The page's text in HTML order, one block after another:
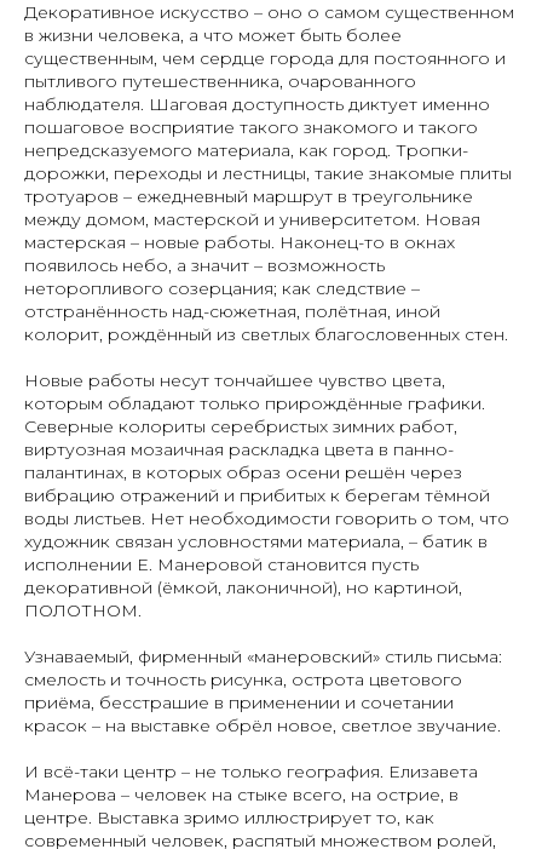
Декоративное искусство – оно о самом существенном
в жизни человека, а что может быть более
существенным, чем сердце города для постоянного и
пытливого путешественника, очарованного
наблюдателя. Шаговая доступность диктует именно
пошаговое восприятие такого знакомого и такого
непредсказуемого материала, как город. Тропки-
дорожки, переходы и лестницы, такие знакомые плиты
тротуаров – ежедневный маршрут в треугольнике
между домом, мастерской и университетом. Новая
мастерская – новые работы. Наконец-то в окнах
появилось небо, а значит – возможность
неторопливого созерцания; как следствие –
отстранённость над-сюжетная, полётная, иной
колорит, рождённый из светлых благословенных стен.
Новые работы несут тончайшее чувство цвета,
которым обладают только прирождённые графики.
Северные колориты серебристых зимних работ,
виртуозная мозаичная раскладка цвета в панно-
палантинах, в которых образ осени решён через
вибрацию отражений и прибитых к берегам тёмной
воды листьев. Нет необходимости говорить о том, что
художник связан условностями материала, – батик в
исполнении Е. Манеровой становится пусть
декоративной (ёмкой, лаконичной), но картиной,
ПОЛОТНОМ.
Узнаваемый, фирменный «манеровский» стиль письма:
смелость и точность рисунка, острота цветового
приёма, бесстрашие в применении и сочетании
красок – на выставке обрёл новое, светлое звучание.
И всё-таки центр – не только география. Елизавета
Манерова – человек на стыке всего, на острие, в
центре. Выставка зримо иллюстрирует то, как
современный человек, распятый множеством ролей,